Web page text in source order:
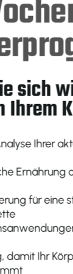
nach
sich
Ihrem
Ihrer
Ernährung
für eine
damit Ihr